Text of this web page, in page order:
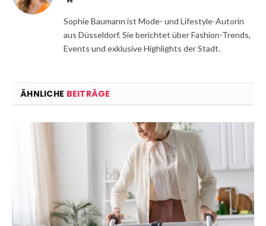
Sophie Baumann ist Mode- und Lifestyle-Autorin
aus Düsseldorf. Sie berichtet über Fashion-Trends,
Events und exklusive Highlights der Stadt.
ÄHNLICHE BEITRÄGE